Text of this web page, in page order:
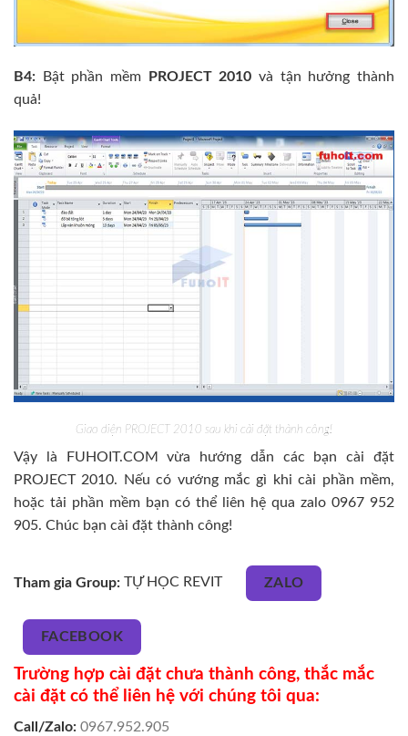
B4: Bật phần mềm PROJECT 2010 và tận hưởng thành
quả!
Giao diện PROJECT 2010 sau khi cài đặt thành công!
Vậy là FUHOIT.COM vừa hướng dẫn các bạn cài đặt
PROJECT 2010. Nếu có vướng mắc gì khi cài phần mềm,
hoặc tải phần mềm bạn có thể liên hệ qua zalo 0967 952
905. Chúc bạn cài đặt thành công!
Tham gia Group: TỰ HỌC REVIT ZALO
FACEBOOK
Trường hợp cài đặt chưa thành công, thắc mắc
cài đặt có thể liên hệ với chúng tôi qua:
Call/Zalo: 0967.952.905